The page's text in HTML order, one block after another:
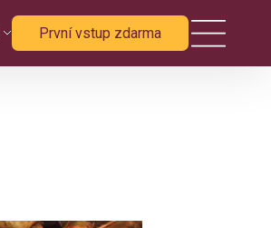
První vstup zdarma